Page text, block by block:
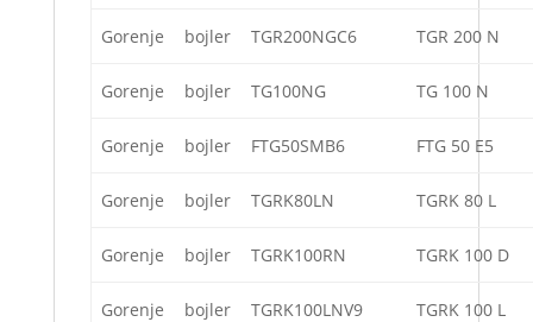
Gorenje bojler TGR200NGC6 TGR 200 N
Gorenje bojler TG100NG TG 100 N
Gorenje bojler FTG50SMB6 FTG 50 E5
Gorenje bojler TGRK80LN TGRK 80 L
Gorenje bojler TGRK100RN TGRK 100 D
Gorenje bojler TGRK100LNV9 TGRK 100 L